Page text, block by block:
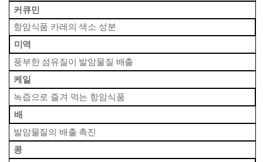
커큐민
항암식품 카레의 색소 성분
미역
풍부한 섬유질이 발암물질 배출
케일
녹즙으로 즐겨 먹는 항암식품
배
발암물질의 배출 촉진
콩